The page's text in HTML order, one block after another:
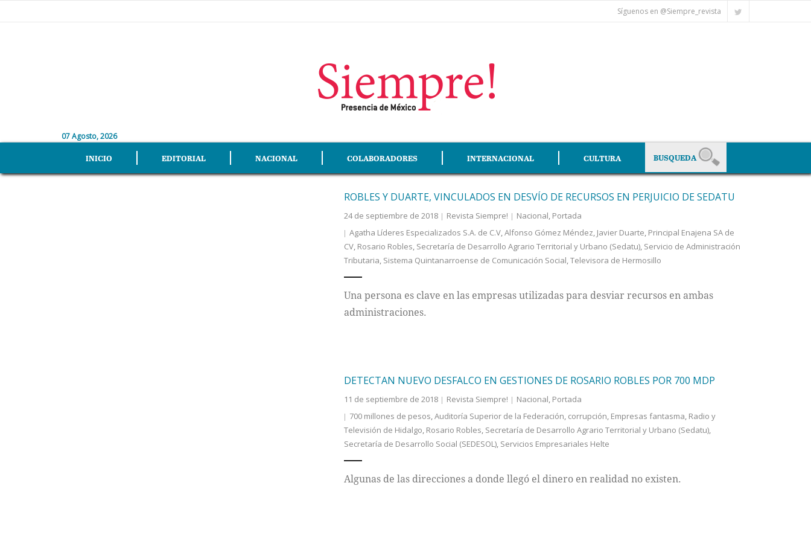
Síguenos en @Siempre_revista
07 Agosto, 2026
INICIO EDITORIAL NACIONAL COLABORADORES INTERNACIONAL CULTURA
ROBLES Y DUARTE, VINCULADOS EN DESVÍO DE RECURSOS EN PERJUICIO DE SEDATU
24 de septiembre de 2018 Revista Siempre! Nacional, Portada
Agatha Líderes Especializados S.A. de C.V,Alfonso Gómez Méndez, Javier Duarte, Principal Enajena SA de
CV, Rosario Robles, Secretaría de Desarrollo Agrario Territorial y Urbano (Sedatu), Servicio de Administración
Tributaria, Sistema Quintanarroense de Comunicación Social,Televisora de Hermosillo
Una persona es clave en las empresas utilizadas para desviar recursos en ambas
administraciones.
DETECTAN NUEVO DESFALCO EN GESTIONES DE ROSARIO ROBLES POR 700 MDP
11 de septiembre de 2018 Revista Siempre! Nacional, Portada
700 millones de pesos,Auditoría Superior de la Federación, corrupción, Empresas fantasma, Radio y
Televisión de Hidalgo, Rosario Robles, Secretaría de Desarrollo Agrario Territorial y Urbano (Sedatu),
Secretaría de Desarrollo Social (SEDESOL), Servicios Empresariales Helte
Algunas de las direcciones a donde llegó el dinero en realidad no existen.